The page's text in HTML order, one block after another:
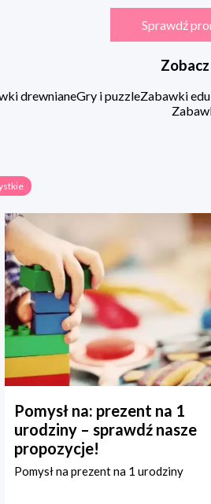
Sprawdź
drewnianeGry i puzzleZabawki
Pomysł na: prezent na 1
urodziny – sprawdź nasze
propozycje!
Pomysł na prezent na 1 urodziny